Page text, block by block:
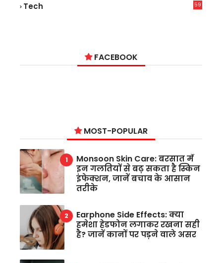
Tech
59
FACEBOOK
MOST-POPULAR
Monsoon Skin Care: बरसात में
इन गलतियों से बढ़ सकता है स्किन
इंफेक्शन, जानें बचाव के आसान
तरीके
Earphone Side Effects: क्या
हमेशा हेडफोन लगाकर रखना सही
है? जानें कानों पर पड़ने वाले असर